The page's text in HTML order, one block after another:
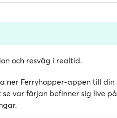
och resväg i realtid.
ner Ferryhopper-appen till din
var färjan befinner sig live på